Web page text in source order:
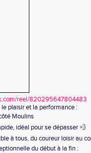
reel/820295647804483
plaisir et la performance :
Moulins
idéal pour se dépasser 💨
à tous, du coureur loisir au
du début à la fin :